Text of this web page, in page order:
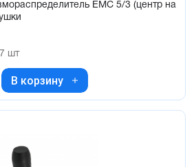
EMC 5/3 (центр на
шт
В корзину